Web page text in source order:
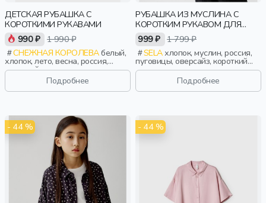
ДЕТСКАЯ РУБАШКА С
КОРОТКИМИ РУКАВАМИ
990 ₽ 1 990 ₽
СНЕЖНАЯ КОРОЛЕВАбелый,
хлопок, лето, весна, россия,
короткий рукав, прямые,
короткие, фактурные, мальчики,
Подробнее
РУБАШКА ИЗ МУСЛИНА С
КОРОТКИМ РУКАВОМ ДЛЯ
ДЕВОЧЕК
999 ₽ 1 799 ₽
SELAхлопок, муслин, россия,
пуговицы, оверсайз, короткий
рукав, прямые, короткие,
застежка, свободные, карман,
воротник, фактурные, девочки,
дети
Подробнее
- 44 % - 44 %